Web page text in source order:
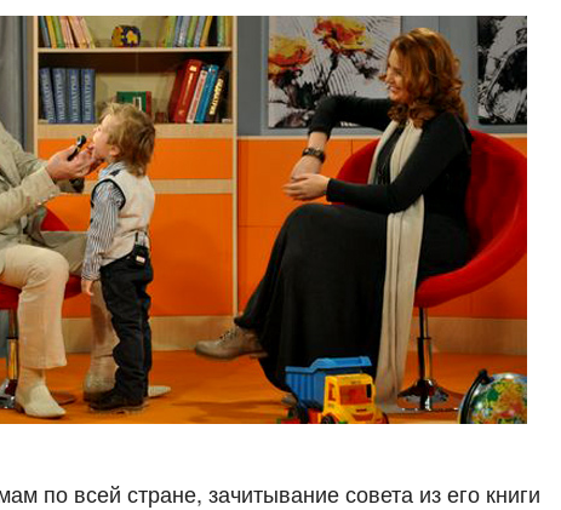
по всей стране, зачитывание совета из его книги